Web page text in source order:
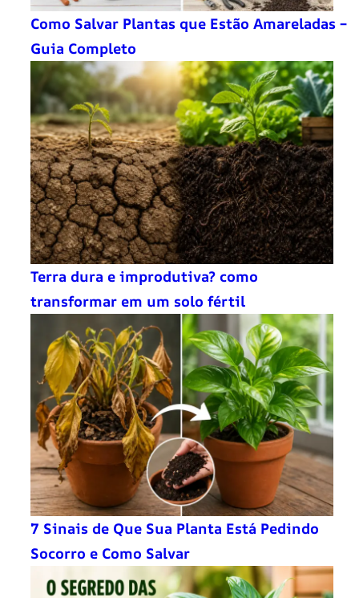
Como Salvar Plantas que Estão Amareladas –
Guia Completo
Terra dura e improdutiva? como
transformar em um solo fértil
7 Sinais de Que Sua Planta Está Pedindo
Socorro e Como Salvar